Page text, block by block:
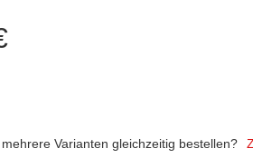
Varianten gleichzeitig bestellen?